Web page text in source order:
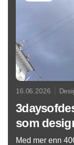
16.06.2026
som
Med mer enn